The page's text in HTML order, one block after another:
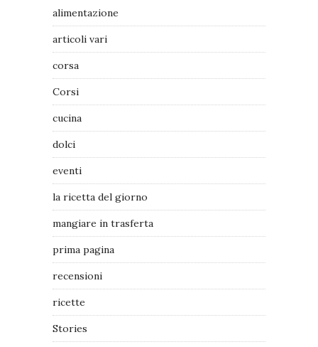
alimentazione
articoli vari
corsa
Corsi
cucina
dolci
eventi
la ricetta del giorno
mangiare in trasferta
prima pagina
recensioni
ricette
Stories